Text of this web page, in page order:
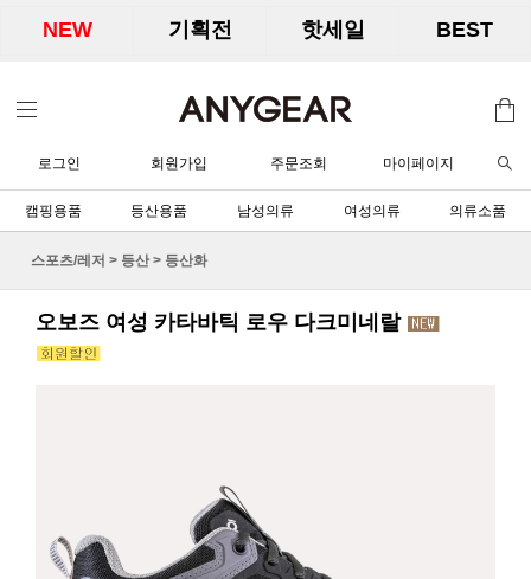
NEW 기획전 핫세일 BEST
로그인 회원가입 주문조회 마이페이지
캠핑용품 등산용품 남성의류 여성의류 의류소품
스포츠/레저 > 등산 > 등산화
오보즈 여성 카타바틱 로우 다크미네랄